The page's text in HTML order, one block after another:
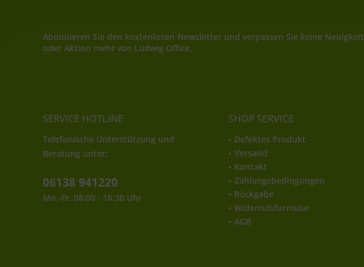
Abonnieren Sie den kostenlosen Newsletter und verpassen Sie keine Neuigkeit
oder Aktion mehr von Ludwig Office.
SERVICE HOTLINE
Telefonische Unterstützung und
Beratung unter:
06138 941220
Mo.-Fr. 08:00 - 16:30 Uhr
SHOP SERVICE
Defektes Produkt
Versand
Kontakt
Zahlungsbedingungen
Rückgabe
Widerrufsformular
AGB